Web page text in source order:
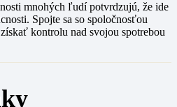
mnohých ľudí potvrdzujú, že ide
Spojte sa so spoločnosťou
kontrolu nad svojou spotrebou